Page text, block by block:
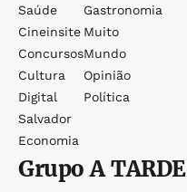
Saúde
Cineinsite
Concursos
Cultura
Digital
Salvador
Economia
Gastronomia
Muito
Mundo
Opinião
Política
GrupoA TARDE